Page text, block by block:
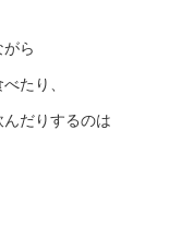
ら
たり、
だりするのは